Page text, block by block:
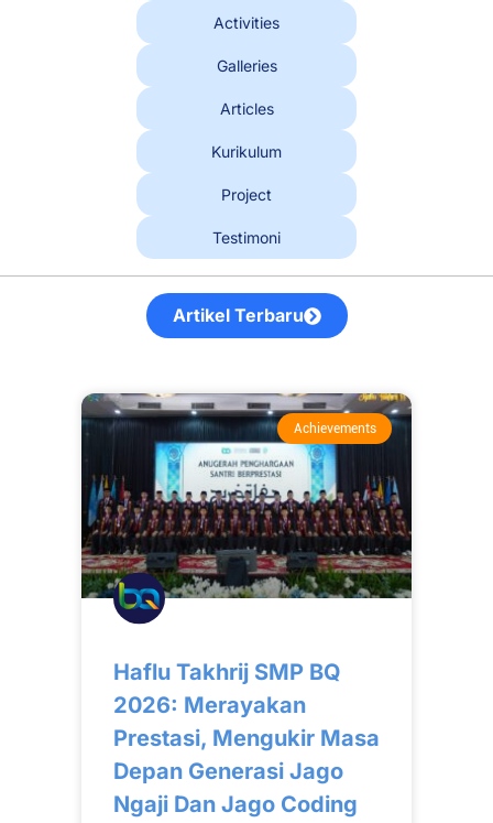
Activities
Galleries
Articles
Kurikulum
Project
Testimoni
Artikel Terbaru
Achievements
Haflu Takhrij SMP BQ
2026: Merayakan
Prestasi, Mengukir Masa
Depan Generasi Jago
Ngaji Dan Jago Coding